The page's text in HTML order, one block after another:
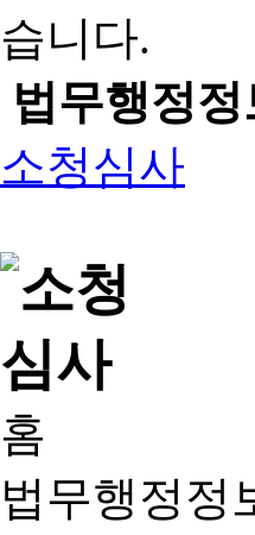
습니다.
법무행정정
소청심사
홈
법무행정정